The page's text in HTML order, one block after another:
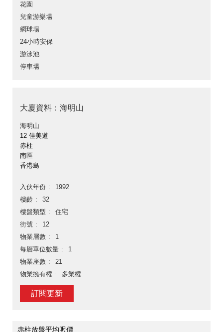
花園
兒童游樂場
網球場
24小時安保
游泳池
停車場
大廈資料：海明山
海明山
12 佳美道
赤柱
南區
香港島
入伙年份
1992
樓齡
32
樓盤類型
住宅
街號
12
物業層數
1
每層單位數量
1
物業座數
21
物業擁有權
多業權
訂閱更新
赤柱放盤平均呎價